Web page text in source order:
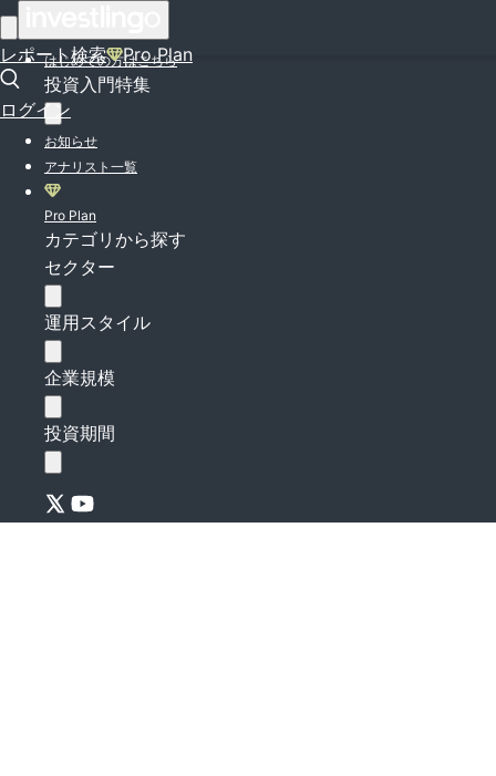
レポート検索 Pro Plan
ログイン
はじめての方はこちら
投資入門特集
お知らせ
アナリスト一覧
Pro Plan
カテゴリから探す
セクター
運用スタイル
企業規模
投資期間